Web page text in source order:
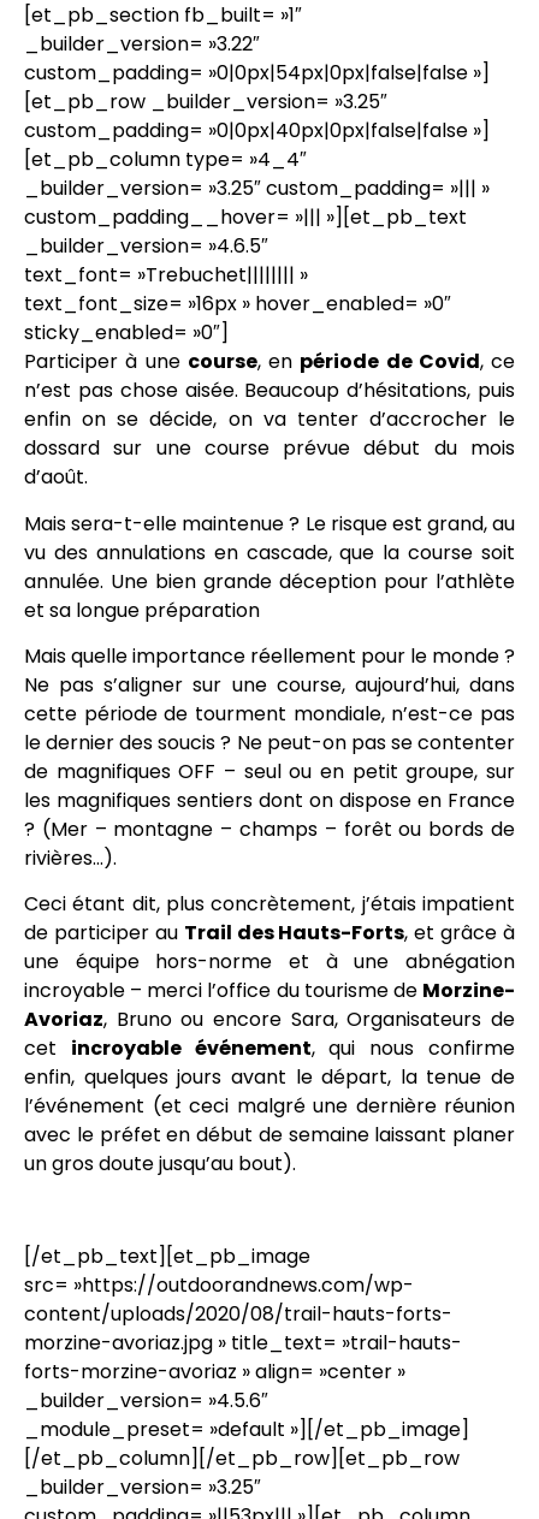
[et_pb_section fb_built= »1″
_builder_version= »3.22″
custom_padding= »0|0px|54px|0px|false|false »]
[et_pb_row _builder_version= »3.25″
custom_padding= »0|0px|40px|0px|false|false »]
[et_pb_column type= »4_4″
_builder_version= »3.25″ custom_padding= »||| »
custom_padding__hover= »||| »][et_pb_text
_builder_version= »4.6.5″
text_font= »Trebuchet|||||||| »
text_font_size= »16px » hover_enabled= »0″
sticky_enabled= »0″]
Participer à une course, en période de Covid, ce
n’est pas chose aisée. Beaucoup d’hésitations, puis
enfin on se décide, on va tenter d’accrocher le
dossard sur une course prévue début du mois
d’août.
Mais sera-t-elle maintenue ? Le risque est grand, au
vu des annulations en cascade, que la course soit
annulée. Une bien grande déception pour l’athlète
et sa longue préparation
Mais quelle importance réellement pour le monde ?
Ne pas s’aligner sur une course, aujourd’hui, dans
cette période de tourment mondiale, n’est-ce pas
le dernier des soucis ? Ne peut-on pas se contenter
de magnifiques OFF – seul ou en petit groupe, sur
les magnifiques sentiers dont on dispose en France
? (Mer – montagne – champs – forêt ou bords de
rivières…).
Ceci étant dit, plus concrètement, j’étais impatient
de participer au Trail des Hauts-Forts, et grâce à
une équipe hors-norme et à une abnégation
incroyable – merci l’office du tourisme de Morzine-
Avoriaz, Bruno ou encore Sara, Organisateurs de
cet incroyable événement, qui nous confirme
enfin, quelques jours avant le départ, la tenue de
l’événement (et ceci malgré une dernière réunion
avec le préfet en début de semaine laissant planer
un gros doute jusqu’au bout).
[/et_pb_text][et_pb_image
src= »https://outdoorandnews.com/wp-
content/uploads/2020/08/trail-hauts-forts-
morzine-avoriaz.jpg » title_text= »trail-hauts-
forts-morzine-avoriaz » align= »center »
_builder_version= »4.5.6″
_module_preset= »default »][/et_pb_image]
[/et_pb_column][/et_pb_row][et_pb_row
_builder_version= »3.25″